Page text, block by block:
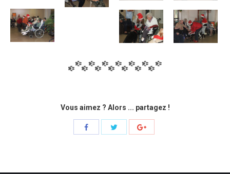
Vous aimez ? Alors ... partagez !